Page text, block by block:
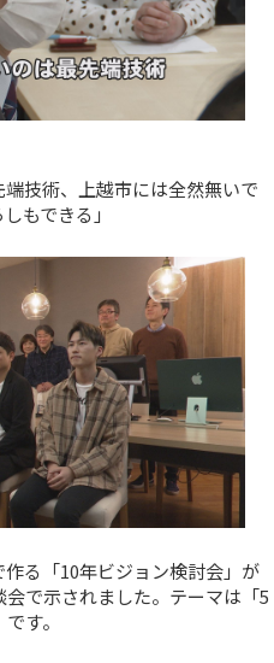
端技術、上越市には全然無いで
もできる」
る「10年ビジョン検討会」が
で示されました。テーマは「5
す。